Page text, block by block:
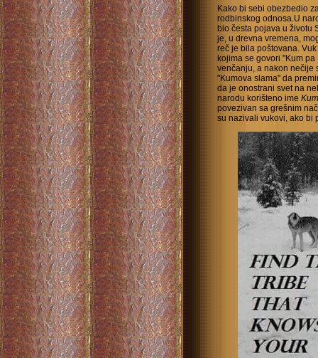
Kako bi sebi obezbedio
rodbinskog odnosa.U
bio česta pojava u životu
je, u drevna vremena,
reč je bila poštovana.
kojima se govori "Kum
venčanju, a nakon nečije
"Kumova slama" da
da je onostrani svet na
narodu korišteno ime
povezivan sa grešnim
su nazivali vukovi, ako bi